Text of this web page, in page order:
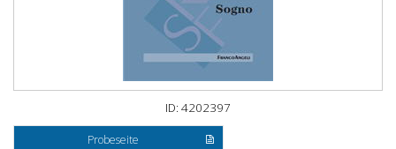
ID: 4202397
Probeseite